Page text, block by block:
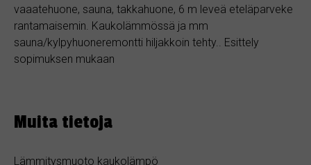
vaaatehuone, sauna, takkahuone, 6 m leveä eteläparveke
rantamaisemin. Kaukolämmössä ja mm
sauna/kylpyhuoneremontti hiljakkoin tehty.. Esittely
sopimuksen mukaan
Muita tietoja
Lämmitysmuoto kaukolämpö